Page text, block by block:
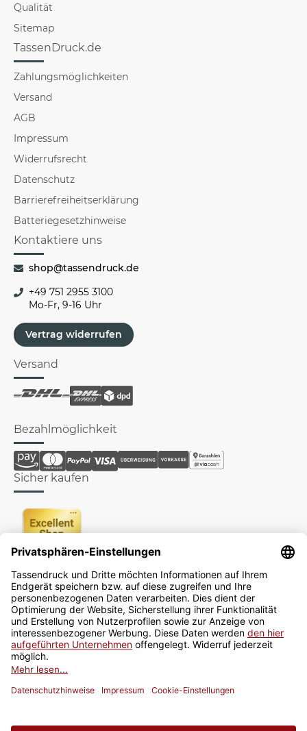
Qualität
Sitemap
TassenDruck.de
Zahlungsmöglichkeiten
Versand
AGB
Impressum
Widerrufsrecht
Datenschutz
Barrierefreiheitserklärung
Batteriegesetzhinweise
Kontaktiere uns
shop@tassendruck.de
+49 751 2955 3100
Mo-Fr, 9-16 Uhr
Vertrag widerrufen
Versand
Bezahlmöglichkeit
Sicher kaufen
Newsletter